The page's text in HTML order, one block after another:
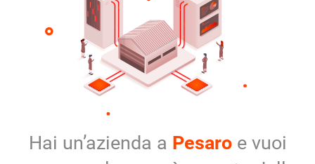
Hai un’azienda a Pesaroe vuoi